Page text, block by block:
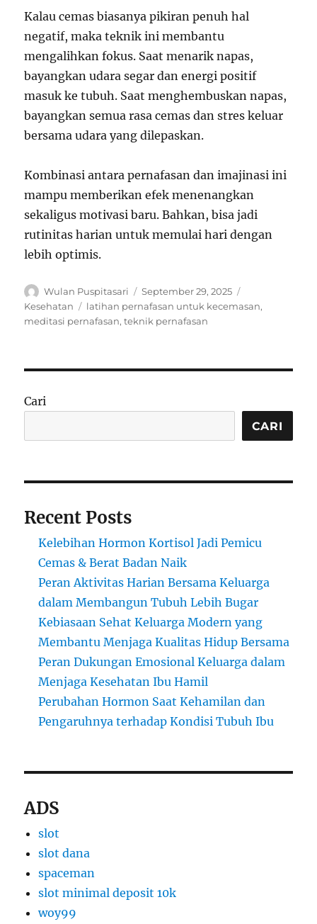
Kalau cemas biasanya pikiran penuh hal
negatif, maka teknik ini membantu
mengalihkan fokus. Saat menarik napas,
bayangkan udara segar dan energi positif
masuk ke tubuh. Saat menghembuskan napas,
bayangkan semua rasa cemas dan stres keluar
bersama udara yang dilepaskan.
Kombinasi antara pernafasan dan imajinasi ini
mampu memberikan efek menenangkan
sekaligus motivasi baru. Bahkan, bisa jadi
rutinitas harian untuk memulai hari dengan
lebih optimis.
Author
Wulan Puspitasari
Posted
on
September 29, 2025
Kesehatan
Tags
latihan pernafasan untuk kecemasan,
meditasi pernafasan,teknik pernafasan
Cari
CARI
Recent Posts
Kelebihan Hormon Kortisol Jadi Pemicu
Cemas & Berat Badan Naik
Peran Aktivitas Harian Bersama Keluarga
dalam Membangun Tubuh Lebih Bugar
Kebiasaan Sehat Keluarga Modern yang
Membantu Menjaga Kualitas Hidup Bersama
Peran Dukungan Emosional Keluarga dalam
Menjaga Kesehatan Ibu Hamil
Perubahan Hormon Saat Kehamilan dan
Pengaruhnya terhadap Kondisi Tubuh Ibu
ADS
slot
slot dana
spaceman
slot minimal deposit 10k
woy99